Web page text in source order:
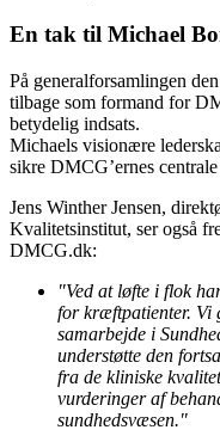
En tak til Michael
På generalforsamlingen
tilbage som formand for
betydelig indsats.
Michaels visionære
sikre DMCG’ernes
Jens Winther Jensen,
Kvalitetsinstitut, ser også
DMCG.dk:
"Ved at løfte i flok
for kræftpatienter. Vi
samarbejde i
understøtte den
fra de kliniske
vurderinger af
sundhedsvæsen."